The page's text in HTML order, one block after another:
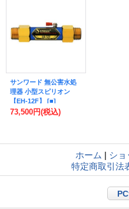
サンワード 無公害水処
理器 小型スピリオン
【EH-12F】 [■]
73,500円(税込)
ホーム | ショ
特定商取引法